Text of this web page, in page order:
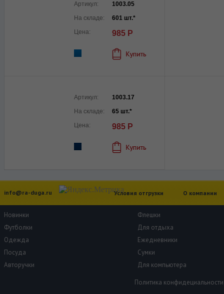
Артикул:
1003.05
На складе:
601 шт.*
Цена:
985 Р
Артикул:
1003.17
На складе:
65 шт.*
Цена:
985 Р
info@ra-duga.ru Условия отгрузки О компании
Новинки
Флешки
Футболки
Для отдыха
Одежда
Ежедневники
Посуда
Сумки
Авторучки
Для компьютера
Политика конфидециальности